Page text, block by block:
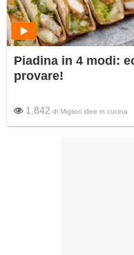
Piadina in 4 modi:
provare!
1.842 di Migliori idee in cucina